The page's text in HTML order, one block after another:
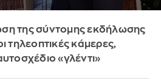
της σύντομης εκδήλωσης
τηλεοπτικές κάμερες,
«γλέντι»